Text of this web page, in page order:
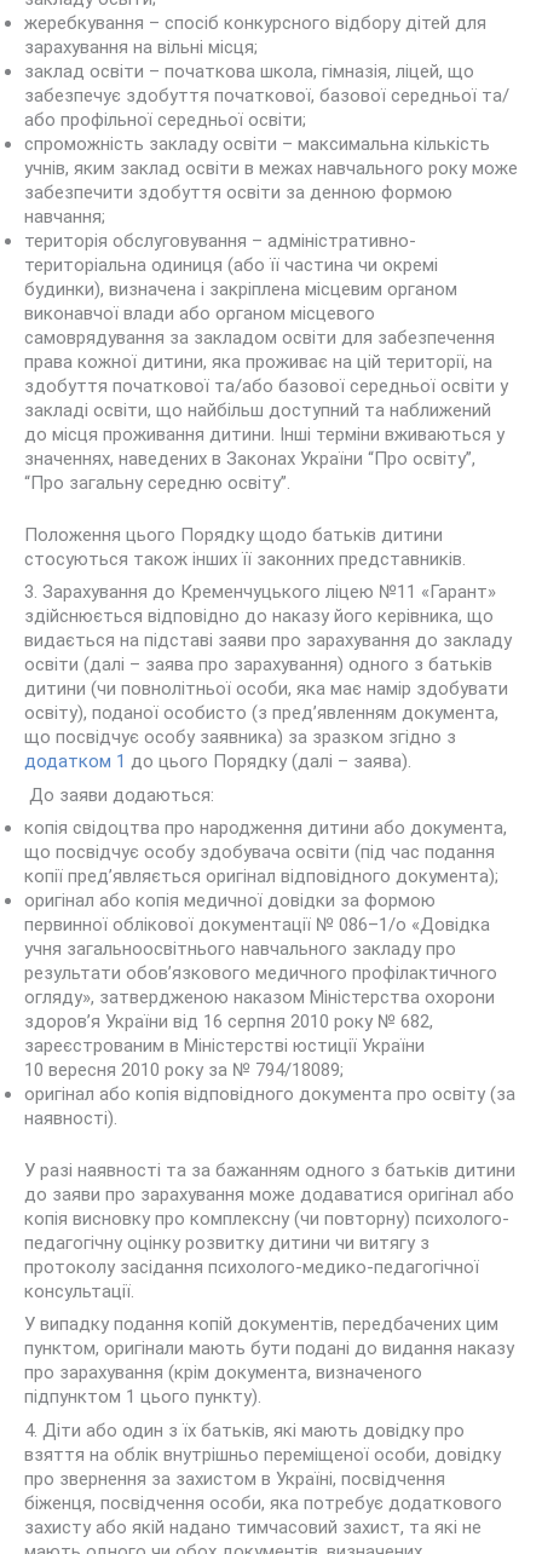
жеребкування – спосіб конкурсного відбору дітей для
зарахування на вільні місця;
заклад освіти – початкова школа, гімназія, ліцей, що
забезпечує здобуття початкової, базової середньої та/
або профільної середньої освіти;
спроможність закладу освіти – максимальна кількість
учнів, яким заклад освіти в межах навчального року може
забезпечити здобуття освіти за денною формою
навчання;
територія обслуговування – адміністративно-
територіальна одиниця (або її частина чи окремі
будинки), визначена і закріплена місцевим органом
виконавчої влади або органом місцевого
самоврядування за закладом освіти для забезпечення
права кожної дитини, яка проживає на цій території, на
здобуття початкової та/або базової середньої освіти у
закладі освіти, що найбільш доступний та наближений
до місця проживання дитини. Інші терміни вживаються у
значеннях, наведених в Законах України “Про освіту”,
“Про загальну середню освіту”.
Положення цього Порядку щодо батьків дитини
стосуються також інших її законних представників.
3. Зарахування до Кременчуцького ліцею №11 «Гарант»
здійснюється відповідно до наказу його керівника, що
видається на підставі заяви про зарахування до закладу
освіти (далі – заява про зарахування) одного з батьків
дитини (чи повнолітньої особи, яка має намір здобувати
освіту), поданої особисто (з пред’явленням документа,
що посвідчує особу заявника) за зразком згідно з
додатком 1 до цього Порядку (далі – заява).
До заяви додаються:
копія свідоцтва про народження дитини або документа,
що посвідчує особу здобувача освіти (під час подання
копії пред’являється оригінал відповідного документа);
оригінал або копія медичної довідки за формою
первинної облікової документації № 086–1/о «Довідка
учня загальноосвітнього навчального закладу про
результати обов’язкового медичного профілактичного
огляду», затвердженою наказом Міністерства охорони
здоров’я України від 16 серпня 2010 року № 682,
зареєстрованим в Міністерстві юстиції України
10 вересня 2010 року за № 794/18089;
оригінал або копія відповідного документа про освіту (за
наявності).
У разі наявності та за бажанням одного з батьків дитини
до заяви про зарахування може додаватися оригінал або
копія висновку про комплексну (чи повторну) психолого-
педагогічну оцінку розвитку дитини чи витягу з
протоколу засідання психолого-медико-педагогічної
консультації.
У випадку подання копій документів, передбачених цим
пунктом, оригінали мають бути подані до видання наказу
про зарахування (крім документа, визначеного
підпунктом 1 цього пункту).
4. Діти або один з їх батьків, які мають довідку про
взяття на облік внутрішньо переміщеної особи, довідку
про звернення за захистом в Україні, посвідчення
біженця, посвідчення особи, яка потребує додаткового
захисту або якій надано тимчасовий захист, та які не